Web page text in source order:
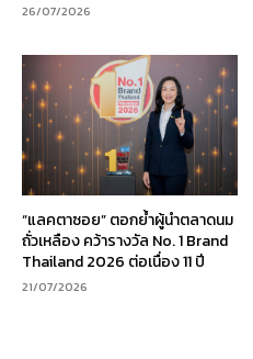
26/07/2026
“แลคตาซอย” ตอกย้ำผู้นำตลาดนม
ถั่วเหลือง คว้ารางวัล No. 1 Brand
Thailand 2026 ต่อเนื่อง 11 ปี
21/07/2026